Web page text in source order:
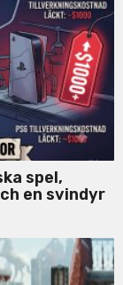
spel,
en svindyr